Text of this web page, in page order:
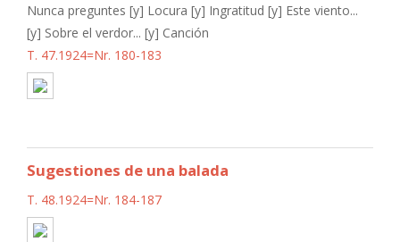
Nunca preguntes [y] Locura [y] Ingratitud [y] Este viento...
[y] Sobre el verdor... [y] Canción
T. 47.1924=Nr. 180-183
Sugestiones de una balada
T. 48.1924=Nr. 184-187